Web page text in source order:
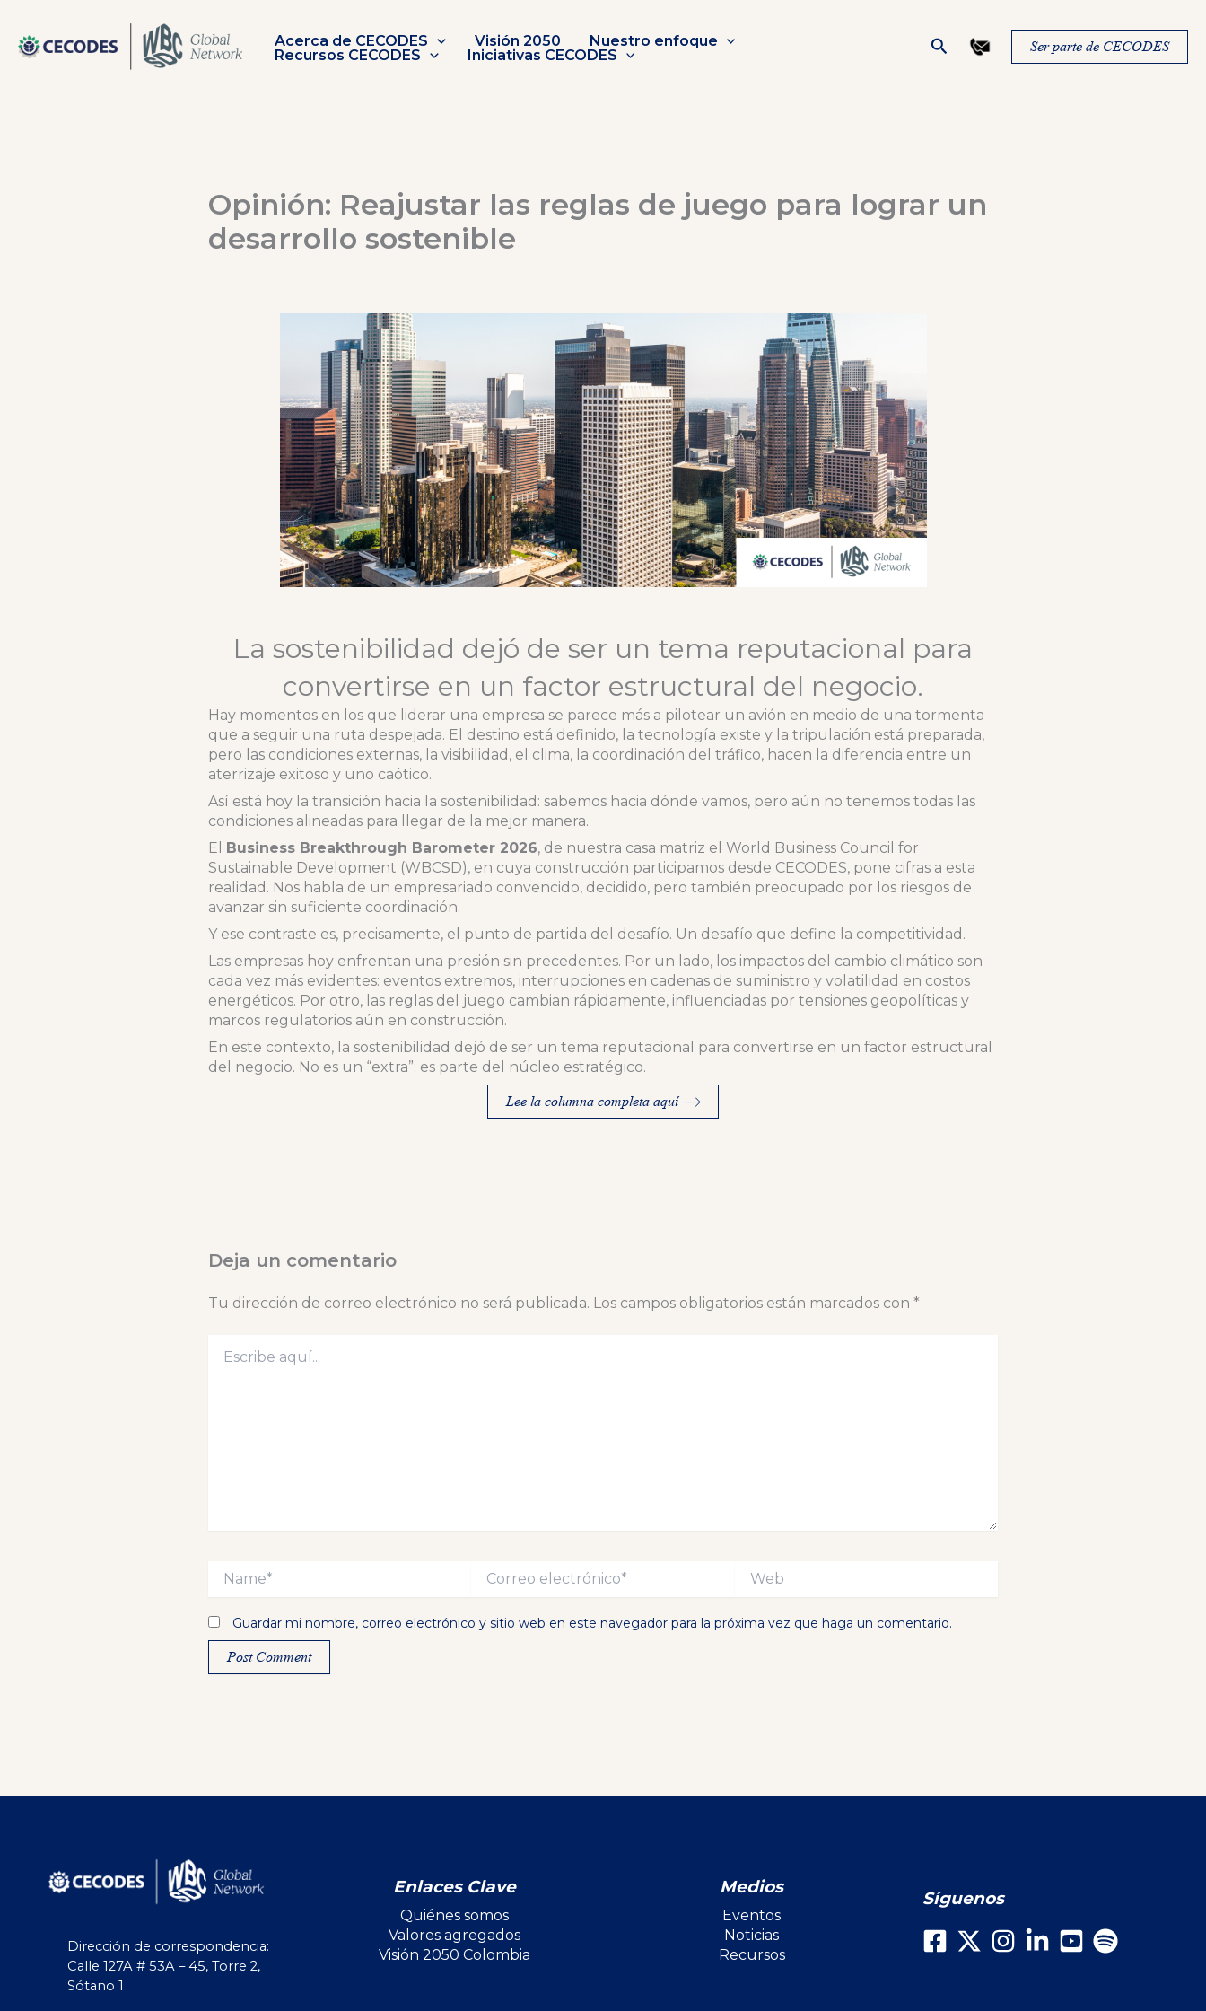
contenido
Acerca de CECODES Visión 2050
Nuestro enfoque
Recursos CECODES
Iniciativas CECODES Buscar Ser parte de CECODES
Opinión: Reajustar las reglas de juego para lograr un
desarrollo sostenible
La sostenibilidad dejó de ser un tema reputacional para
convertirse en un factor estructural del negocio.
Hay momentos en los que liderar una empresa se parece más a pilotear un avión en medio de una tormenta
que a seguir una ruta despejada. El destino está definido, la tecnología existe y la tripulación está preparada,
pero las condiciones externas, la visibilidad, el clima, la coordinación del tráfico, hacen la diferencia entre un
aterrizaje exitoso y uno caótico.
Así está hoy la transición hacia la sostenibilidad: sabemos hacia dónde vamos, pero aún no tenemos todas las
condiciones alineadas para llegar de la mejor manera.
El Business Breakthrough Barometer 2026, de nuestra casa matriz el World Business Council for
Sustainable Development (WBCSD), en cuya construcción participamos desde CECODES, pone cifras a esta
realidad. Nos habla de un empresariado convencido, decidido, pero también preocupado por los riesgos de
avanzar sin suficiente coordinación.
Y ese contraste es, precisamente, el punto de partida del desafío. Un desafío que define la competitividad.
Las empresas hoy enfrentan una presión sin precedentes. Por un lado, los impactos del cambio climático son
cada vez más evidentes: eventos extremos, interrupciones en cadenas de suministro y volatilidad en costos
energéticos. Por otro, las reglas del juego cambian rápidamente, influenciadas por tensiones geopolíticas y
marcos regulatorios aún en construcción.
En este contexto, la sostenibilidad dejó de ser un tema reputacional para convertirse en un factor estructural
del negocio. No es un “extra”; es parte del núcleo estratégico.
Lee la columna completa aquí
Deja un comentario
Tu dirección de correo electrónico no será publicada. Los campos obligatorios están marcados con *
aquí...
Name*
Correo
electrónico*
Web
Guardar mi nombre, correo electrónico y sitio web en este navegador para la próxima vez que haga un comentario.
Dirección de correspondencia:
Calle 127A # 53A – 45, Torre 2,
Sótano 1
Enlaces Clave
Quiénes somos
Valores agregados
Visión 2050 Colombia
Medios
Eventos
Noticias
Recursos
Síguenos